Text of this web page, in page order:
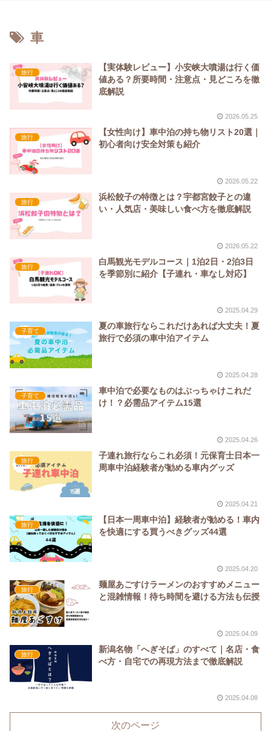
車
旅行
【実体験レビュー】小安峡大噴湯は行く価
値ある？所要時間・注意点・見どころを徹
底解説
2026.05.25
旅行
【女性向け】車中泊の持ち物リスト20選｜
初心者向け安全対策も紹介
2026.05.22
旅行
浜松餃子の特徴とは？宇都宮餃子との違
い・人気店・美味しい食べ方を徹底解説
2026.05.22
旅行
白馬観光モデルコース｜1泊2日・2泊3日
を季節別に紹介【子連れ・車なし対応】
2025.04.29
子育て
夏の車旅行ならこれだけあれば大丈夫！夏
旅行で必須の車中泊アイテム
2025.04.28
子育て
車中泊で必要なものはぶっちゃけこれだ
け！？必需品アイテム15選
2025.04.26
旅行
子連れ旅行ならこれ必須！元保育士日本一
周車中泊経験者が勧める車内グッズ
2025.04.21
旅行
【日本一周車中泊】経験者が勧める！車内
を快適にする買うべきグッズ44選
2025.04.20
旅行
麺屋あごすけラーメンのおすすめメニュー
と混雑情報！待ち時間を避ける方法も伝授
2025.04.09
旅行
新潟名物「へぎそば」のすべて｜名店・食
べ方・自宅での再現方法まで徹底解説
2025.04.08
次のページ